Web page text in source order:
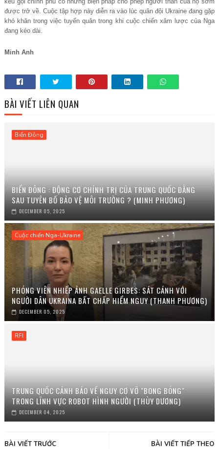
được trở về. Cuộc tập hợp này diễn ra vào lúc quân đội Ukraine đang gặp
khó khăn trong việc tuyển quân trong khi cuộc chiến xâm lược của Nga
đang kéo dài.
Minh Anh
BÀI VIẾT LIÊN QUAN
Biển Đông
BIỂN ĐÔNG : ĐỘNG CƠ CHÍNH TRỊ CỦA TRUNG QUỐC ĐẰNG
SAU TUYÊN BỐ BẢO VỆ MÔI TRƯỜNG ? (MINH PHƯƠNG)
DECEMBER 05, 2025
Cuộc chiến Nga-Ukraine
PHÓNG VIÊN NHIẾP ẢNH GAELLE GIRBES: SÁT CÁNH VỚI
NGƯỜI DÂN UKRAINA BẤT CHẤP HIỂM NGUY (THANH PHƯƠNG)
DECEMBER 05, 2025
RFI
TRUNG QUỐC CẢNH BÁO VỀ NGUY CƠ VỠ "BONG BÓNG"
TRONG LĨNH VỰC ROBOT HÌNH NGƯỜI (THÙY DƯƠNG)
DECEMBER 04, 2025
BÀI VIẾT TIẾP THEO
BÀI VIẾT TRƯỚC